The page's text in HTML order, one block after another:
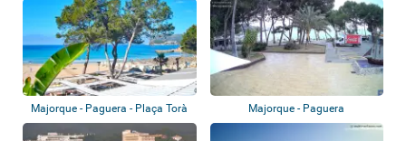
Majorque - Paguera - Plaça Torà Majorque - Paguera